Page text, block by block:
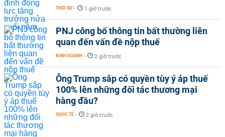
THỜI SỰ - 1 giờ trước
PNJ công bố thông tin bất thường liên
quan đến vấn đề nộp thuế
KINH DOANH - 2 giờ trước
Ông Trump sắp có quyền tùy ý áp thuế
100% lên những đối tác thương mại
hàng đầu?
QUỐC TẾ - 2 giờ trước